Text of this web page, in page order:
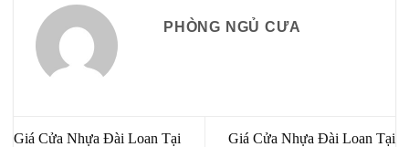
PHÒNG NGỦ CƯA
Giá Cửa Nhựa Đài Loan Tại
Giá Cửa Nhựa Đài Loan Tại